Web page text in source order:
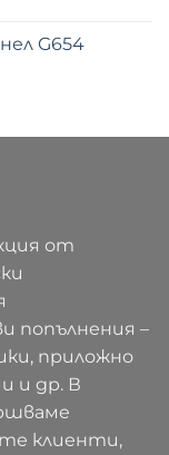
G654
от
попълнения –
приложно
и др. В
клиенти,